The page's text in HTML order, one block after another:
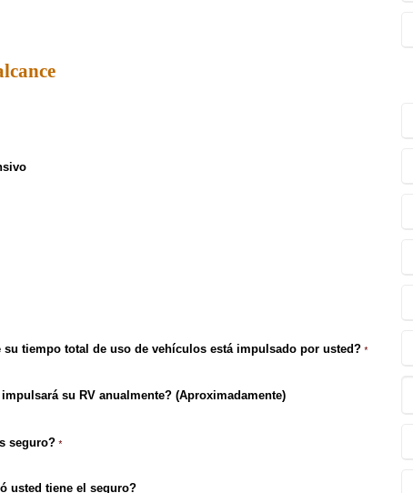
su tiempo total de uso de vehículos está impulsado por usted? *
su RV anualmente? (Aproximadamente)
seguro? *
usted tiene el seguro?